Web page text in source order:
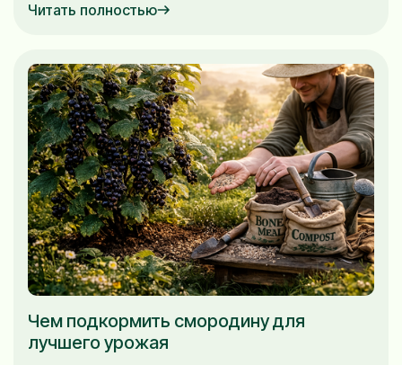
Читать полностью
Чем подкормить смородину для
лучшего урожая